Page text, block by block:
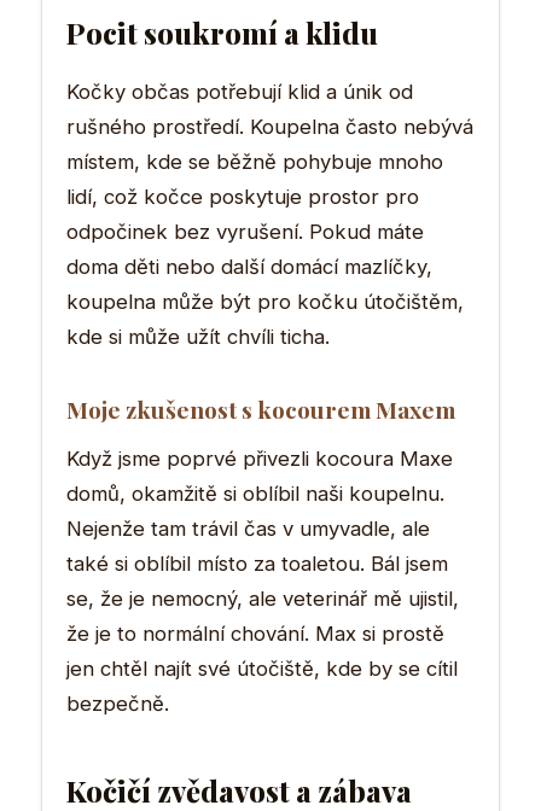
Pocit soukromí a klidu
Kočky občas potřebují klid a únik od
rušného prostředí. Koupelna často nebývá
místem, kde se běžně pohybuje mnoho
lidí, což kočce poskytuje prostor pro
odpočinek bez vyrušení. Pokud máte
doma děti nebo další domácí mazlíčky,
koupelna může být pro kočku útočištěm,
kde si může užít chvíli ticha.
Moje zkušenost s kocourem Maxem
Když jsme poprvé přivezli kocoura Maxe
domů, okamžitě si oblíbil naši koupelnu.
Nejenže tam trávil čas v umyvadle, ale
také si oblíbil místo za toaletou. Bál jsem
se, že je nemocný, ale veterinář mě ujistil,
že je to normální chování. Max si prostě
jen chtěl najít své útočiště, kde by se cítil
bezpečně.
Kočičí zvědavost a zábava